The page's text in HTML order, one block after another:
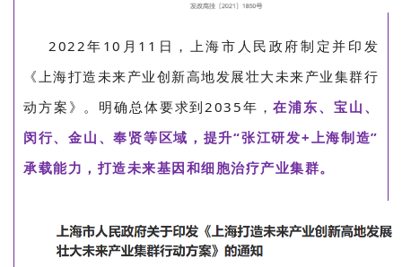
2022年10月11日，上海市人民政府制定并印发
《上海打造未来产业创新高地发展壮大未来产业集群行
动方案》。明确总体要求到2035年，在浦东、宝山、
闵行、金山、奉贤等区域，提升“张江研发+上海制造”
承载能力，打造未来基因和细胞治疗产业集群。